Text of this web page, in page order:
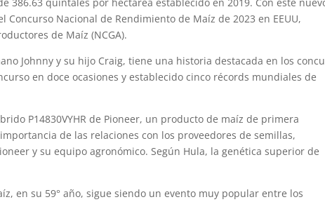
Concurso Nacional de Rendimiento de Maíz de 2023 en EEUU,
de Maíz (NCGA).
Johnny y su hijo Craig, tiene una historia destacada en los
en doce ocasiones y establecido cinco récords mundiales de
P14830VYHR de Pioneer, un producto de maíz de primera
de las relaciones con los proveedores de semillas,
y su equipo agronómico. Según Hula, la genética superior de
en su 59° año, sigue siendo un evento muy popular entre los